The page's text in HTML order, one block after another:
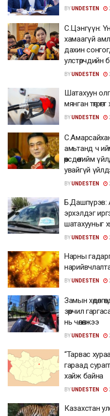
BYUNDESTEN
С.Цэнгүүн:
хамаагүй
дахин
улстөрчдийн
BYUNDESTEN
Шатахуун
мянган
BYUNDESTEN
С.Амарсайхан:
амьтанд ч
өөрсдөө тийм
увайгүй
BYUNDESTEN
Б.Дашпүрэв:
эрхэлдэг
шатахууныг
BYUNDESTEN
Нарны
BYUNDESTEN
Замын
зөрчил
нь чөлөөлжээ
BYUNDESTEN
“Тарвас
гараад
хайж байна
BYUNDESTEN
Казахстан